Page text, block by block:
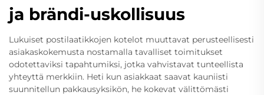
ja brändi-uskollisuus
Lukuiset postilaatikkojen kotelot muuttavat perusteellisesti
asiakaskokemusta nostamalla tavalliset toimitukset
odotettaviksi tapahtumiksi, jotka vahvistavat tunteellista
yhteyttä merkkiin. Heti kun asiakkaat saavat kauniisti
suunnitellun pakkausyksikön, he kokevat välittömästi